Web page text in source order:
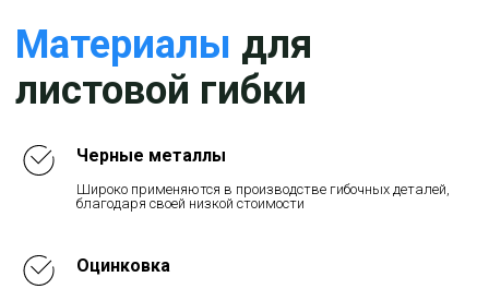
Черные металлы
Широко применяются в производстве гибочных деталей,
благодаря своей низкой стоимости
Оцинковка
Холодная гибка металла Гибка кожуха
Скоба
Кронштейн